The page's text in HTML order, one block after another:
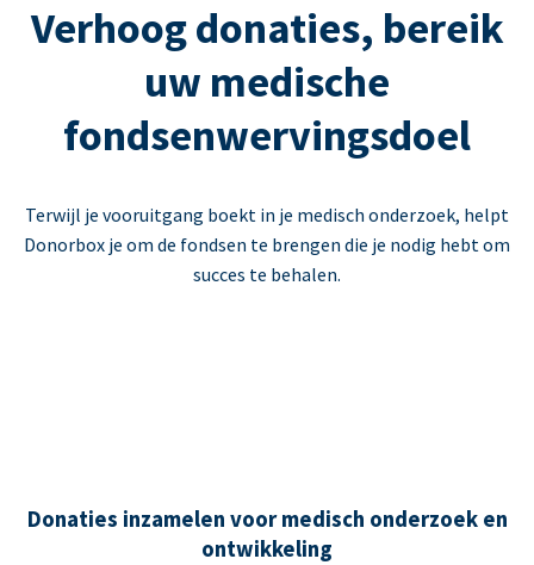
Verhoog donaties, bereik
uw medische
fondsenwervingsdoel
Terwijl je vooruitgang boekt in je medisch onderzoek, helpt
Donorbox je om de fondsen te brengen die je nodig hebt om
succes te behalen.
Donaties inzamelen voor medisch onderzoek en
ontwikkeling